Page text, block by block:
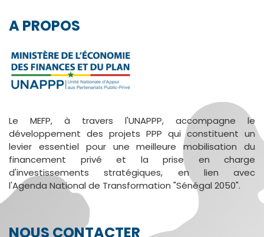
A PROPOS
Le MEFP, à travers l'UNAPPP, accompagne le
développement des projets PPP qui constituent un
levier essentiel pour une meilleure mobilisation du
financement privé et la prise en charge
d'investissements stratégiques, en lien avec
l'Agenda National de Transformation "Sénégal 2050".
NOUS CONTACTER